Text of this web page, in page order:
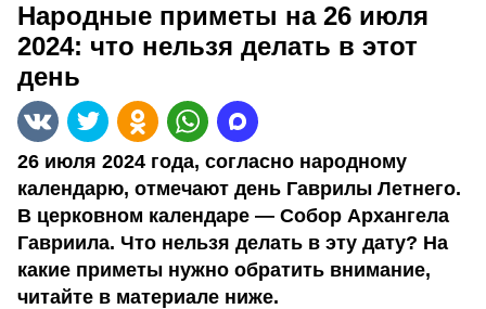
Народные приметы на 26 июля
2024: что нельзя делать в этот
день
26 июля 2024 года, согласно народному
календарю, отмечают день Гаврилы Летнего.
В церковном календаре — Собор Архангела
Гавриила. Что нельзя делать в эту дату? На
какие приметы нужно обратить внимание,
читайте в материале ниже.